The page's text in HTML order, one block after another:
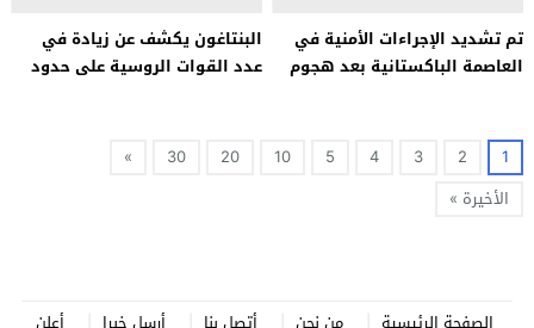
تم تشديد الإجراءات الأمنية في
العاصمة الباكستانية بعد هجوم
البنتاغون يكشف عن زيادة في
عدد القوات الروسية على حدود
1
2
3
4
5
10
20
30
»
الأخيرة »